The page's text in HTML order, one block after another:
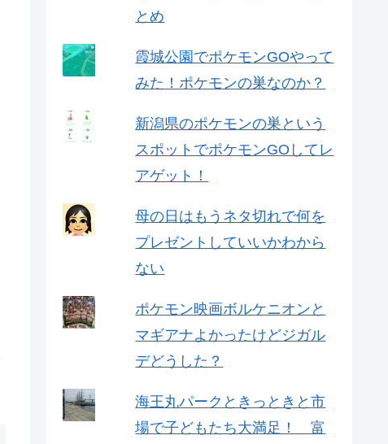
とめ
霞城公園でポケモンGOやって
みた！ポケモンの巣なのか？
新潟県のポケモンの巣という
スポットでポケモンGOしてレ
アゲット！
母の日はもうネタ切れで何を
プレゼントしていいかわから
ない
ポケモン映画ボルケニオンと
マギアナよかったけどジガル
デどうした？
海王丸パークときっときと市
場で子どもたち大満足！ 富